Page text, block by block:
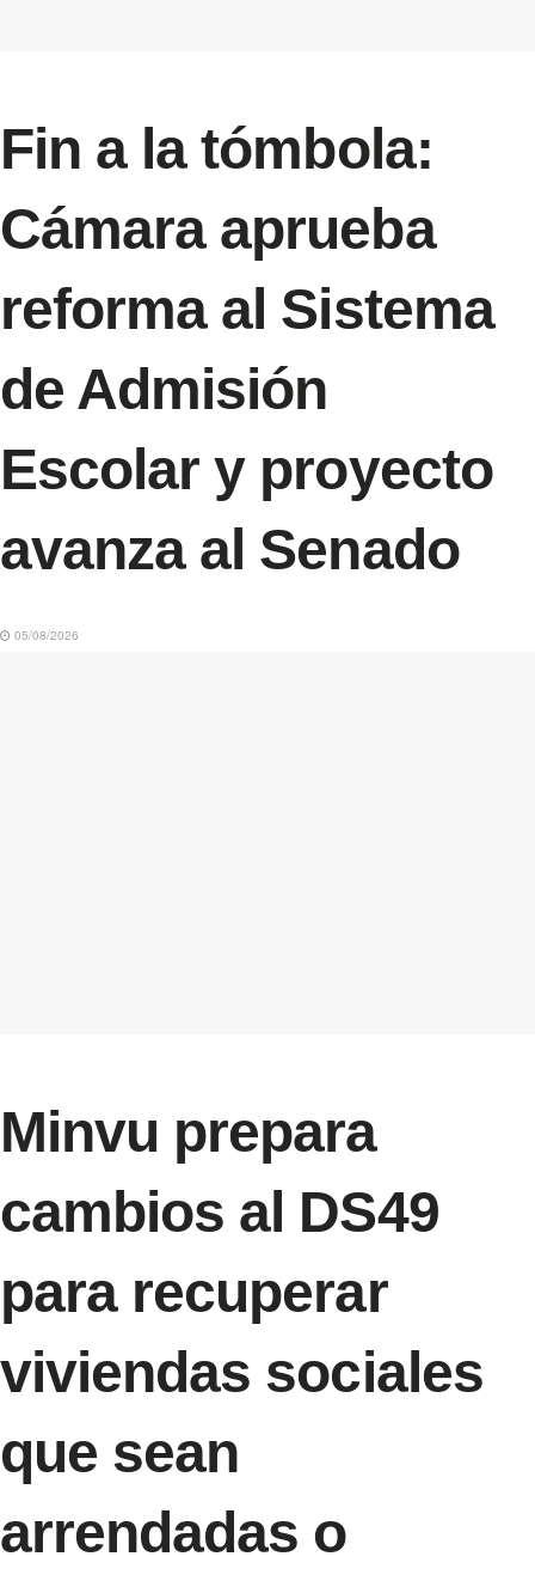
Fin a la tómbola:
Cámara aprueba
reforma al Sistema
de Admisión
Escolar y proyecto
avanza al Senado
05/08/2026
Minvu prepara
cambios al DS49
para recuperar
viviendas sociales
que sean
arrendadas o